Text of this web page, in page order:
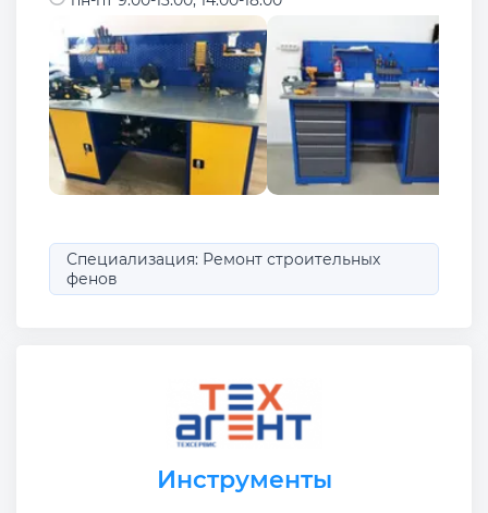
Специализация: Ремонт строительных
фенов
Инструменты